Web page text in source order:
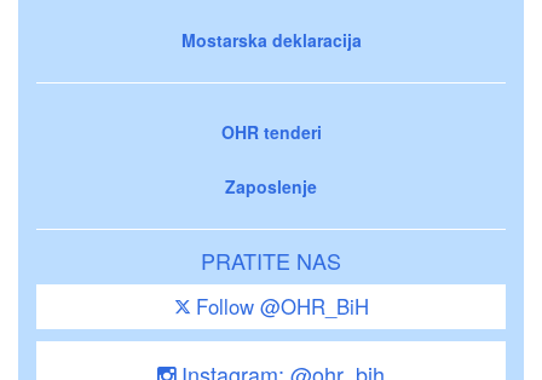
Mostarska deklaracija
OHR tenderi
Zaposlenje
PRATITE NAS
Follow @OHR_BiH